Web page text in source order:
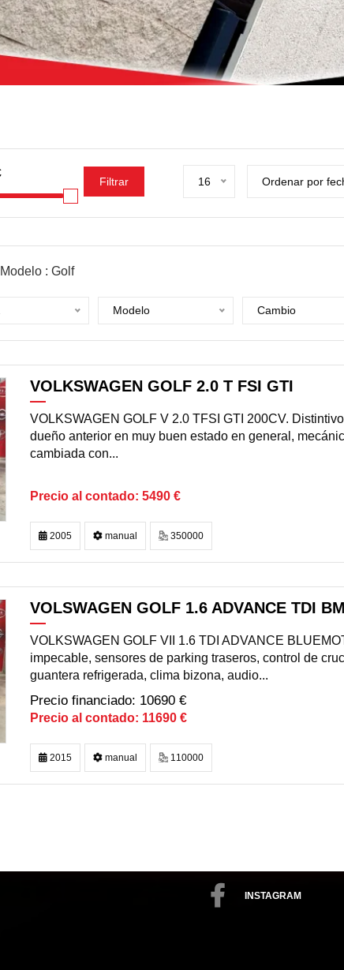
Filtrar 16 Ordenar por
Modelo : Golf
Modelo Cambio
VOLKSWAGEN GOLF 2.0 T FSI GTI
VOLKSWAGEN GOLF V 2.0 TFSI GTI 200CV.
dueño anterior en muy buen estado en general,
cambiada con...
5490 €
2005 manual 350000
VOLSWAGEN GOLF 1.6 ADVANCE TDI
VOLKSWAGEN GOLF VII 1.6 TDI ADVANCE
impecable, sensores de parking traseros, control de
guantera refrigerada, clima bizona, audio...
10690 €
11690 €
2015 manual 110000
INSTAGRAM